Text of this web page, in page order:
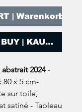
| Warenkorb
| KAUFEN
2024-
80 x 5 cm-
sur toile,
satiné - Tableau